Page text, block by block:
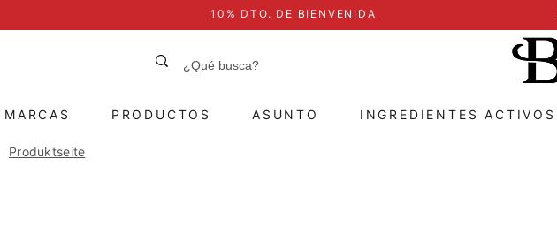
10% DTO. DE BIENVENIDA
MARCAS PRODUCTOS ASUNTO INGREDIENTES ACTIVOS
Produktseite